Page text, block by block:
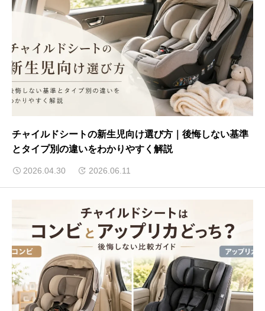
チャイルドシートの新生児向け選び方｜後悔しない基準
とタイプ別の違いをわかりやすく解説
2026.04.30 2026.06.11